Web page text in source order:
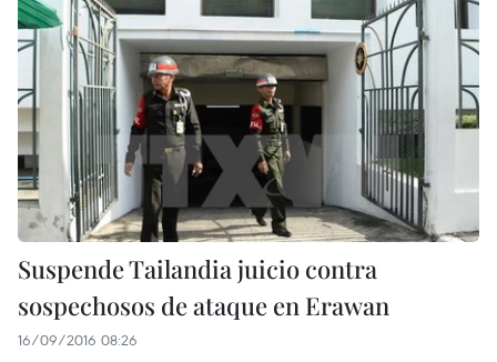
Suspende Tailandia juicio contra
sospechosos de ataque en Erawan
16/09/2016 08:26